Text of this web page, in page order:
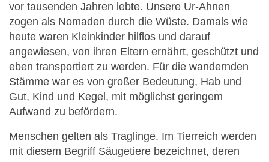
vor tausenden Jahren lebte. Unsere Ur-Ahnen
zogen als Nomaden durch die Wüste. Damals wie
heute waren Kleinkinder hilflos und darauf
angewiesen, von ihren Eltern ernährt, geschützt und
eben transportiert zu werden. Für die wandernden
Stämme war es von großer Bedeutung, Hab und
Gut, Kind und Kegel, mit möglichst geringem
Aufwand zu befördern.
Menschen gelten als Traglinge. Im Tierreich werden
mit diesem Begriff Säugetiere bezeichnet, deren